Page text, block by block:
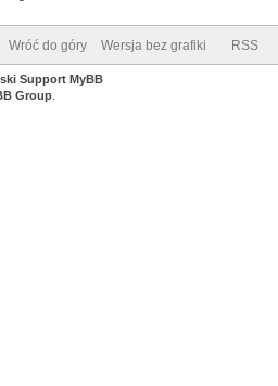
Wróć do góry Wersja bez grafiki RSS
Support MyBB
Group